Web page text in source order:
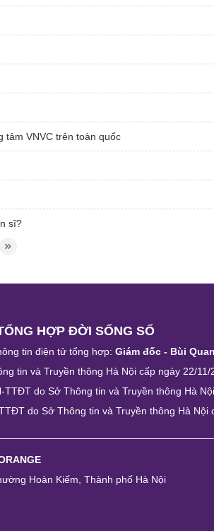
tâm VNVC trên toàn quốc
sĩ?
HỢP ĐỜI SỐNG SỐ
tin điện tử tổng hợp: Giám đốc - Bùi
tin và Truyền thông Hà Nội cấp ngày 22/11/
do Sở Thông tin và Truyền thông Hà
do Sở Thông tin và Truyền thông Hà Nội
Hoàn Kiếm, Thành phố Hà Nội